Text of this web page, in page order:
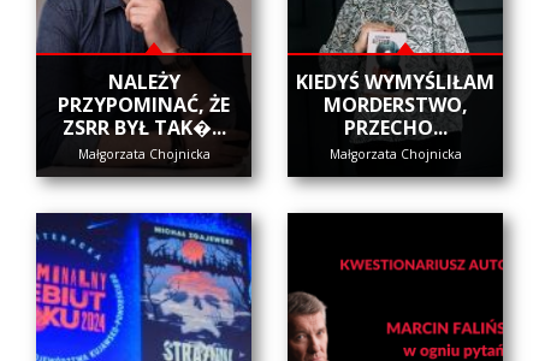
NALEŻY
PRZYPOMINAĆ, ŻE
ZSRR BYŁ TAK�...
Małgorzata Chojnicka
KIEDYŚ WYMYŚLIŁAM
MORDERSTWO,
PRZECHO...
Małgorzata Chojnicka